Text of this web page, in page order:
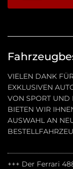
VIELEN DANK
EXKLUSIVEN
VON SPORT UND
BIETEN WIR
AUSWAHL AN
+++ Der Ferrari